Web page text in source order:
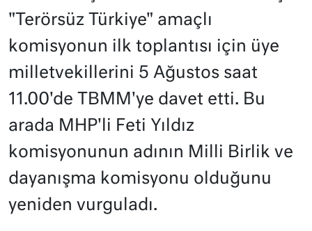
"Terörsüz Türkiye" amaçlı
komisyonun ilk toplantısı için üye
milletvekillerini 5 Ağustos saat
11.00'de TBMM'ye davet etti. Bu
arada MHP'li Feti Yıldız
komisyonunun adının Milli Birlik ve
dayanışma komisyonu olduğunu
yeniden vurguladı.